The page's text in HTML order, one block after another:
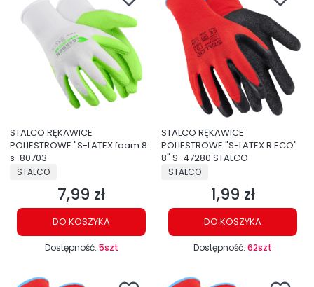
STALCO RĘKAWICE
POLIESTROWE "S-LATEX foam 8
s-80703
PRODUCENT
STALCO
Cena
7,99 zł
DO KOSZYKA
Dostępność: 5szt
STALCO RĘKAWICE
POLIESTROWE "S-LATEX R ECO"
8" S-47280 STALCO
PRODUCENT
STALCO
Cena
1,99 zł
DO KOSZYKA
Dostępność: 62szt